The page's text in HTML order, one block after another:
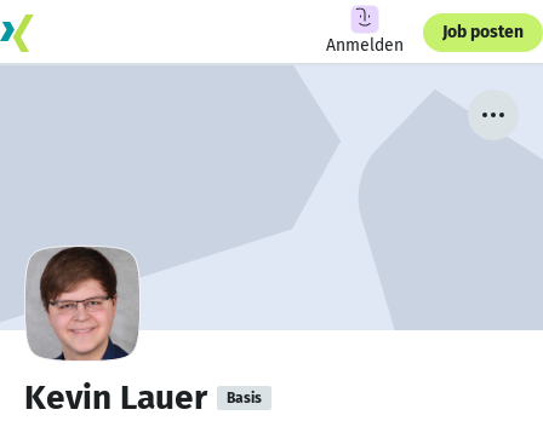
Anmelden
Job posten
Kevin Lauer Basis